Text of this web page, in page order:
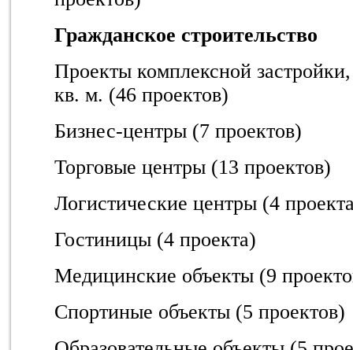
Гражданское строительство
Проекты комплексной
кв. м. (46 проектов)
Бизнес-центры (7 проектов)
Торговые центры (13 проектов)
Логистические центры (4
Гостиницы (4 проекта)
Медицинские объекты (9
Спортиные объекты (5 проектов)